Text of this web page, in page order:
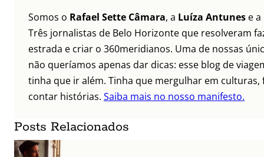
Somos o Rafael Sette Câmara, a Luíza Antunes e a
Três jornalistas de Belo Horizonte que resolveram
estrada e criar o 360meridianos. Uma de nossas
não queríamos apenas dar dicas: esse blog de
tinha que ir além. Tinha que mergulhar em culturas,
contar histórias. Saiba mais no nosso manifesto.
Posts Relacionados